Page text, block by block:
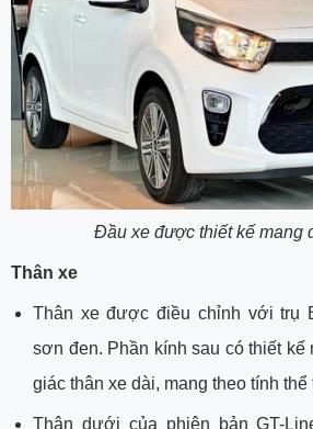
Đầu xe được thiết kế mang
Thân xe
Thân xe được điều chỉnh với trụ
sơn đen. Phần kính sau có thiết kế
giác thân xe dài, mang theo tính
Thân dưới của phiên bản GT-